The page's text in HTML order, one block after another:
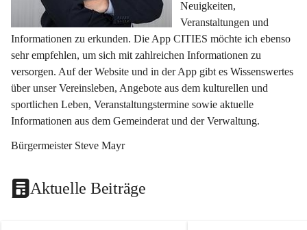
Neuigkeiten,
Veranstaltungen und
Informationen zu erkunden. Die App CITIES möchte ich ebenso
sehr empfehlen, um sich mit zahlreichen Informationen zu
versorgen. Auf der Website und in der App gibt es Wissenswertes
über unser Vereinsleben, Angebote aus dem kulturellen und
sportlichen Leben, Veranstaltungstermine sowie aktuelle
Informationen aus dem Gemeinderat und der Verwaltung.
Bürgermeister Steve Mayr
Aktuelle Beiträge